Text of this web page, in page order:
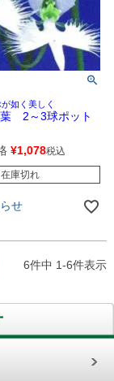
如く美しく
2～3球ポット
¥1,078税込
在庫切れ
せ
6件中 1-6件表示